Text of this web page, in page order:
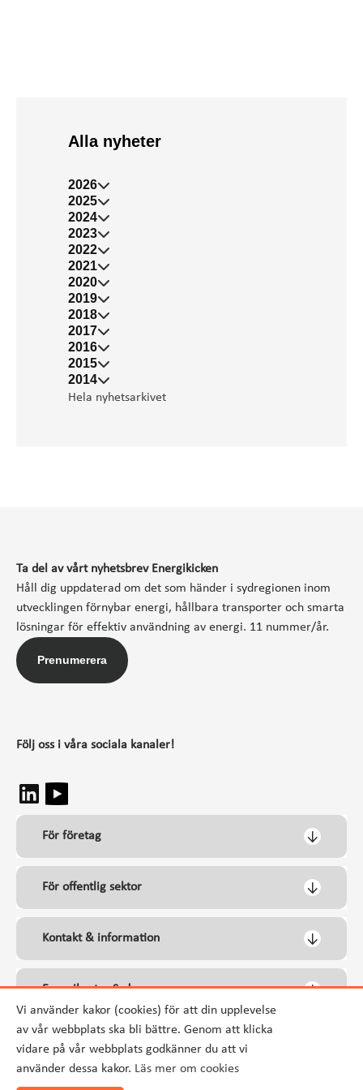
Vi använder kakor (cookies) för att din upplevelse
av vår webbplats ska bli bättre. Genom att klicka
vidare på vår webbplats godkänner du att vi
använder dessa kakor. Läs mer om cookies
Alla nyheter
2026
2025
2024
2023
2022
2021
2020
2019
2018
2017
2016
2015
2014
Hela nyhetsarkivet
Ta del av vårt nyhetsbrev Energikicken
Håll dig uppdaterad om det som händer i sydregionen inom
utvecklingen förnybar energi, hållbara transporter och smarta
lösningar för effektiv användning av energi. 11 nummer/år.
Prenumerera
Följ oss i våra sociala kanaler!
För företag
För offentlig sektor
Kontakt & information
Energikontor Syd